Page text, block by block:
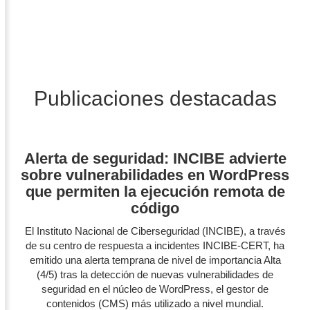
Publicaciones destacadas
Alerta de seguridad: INCIBE advierte
sobre vulnerabilidades en WordPress
que permiten la ejecución remota de
código
El Instituto Nacional de Ciberseguridad (INCIBE), a través
de su centro de respuesta a incidentes INCIBE-CERT, ha
emitido una alerta temprana de nivel de importancia Alta
(4/5) tras la detección de nuevas vulnerabilidades de
seguridad en el núcleo de WordPress, el gestor de
contenidos (CMS) más utilizado a nivel mundial.